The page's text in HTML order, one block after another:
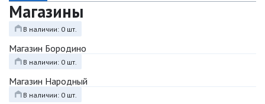
Магазины
В наличии: 0 шт.
Магазин Бородино
В наличии: 0 шт.
Магазин Народный
В наличии: 0 шт.